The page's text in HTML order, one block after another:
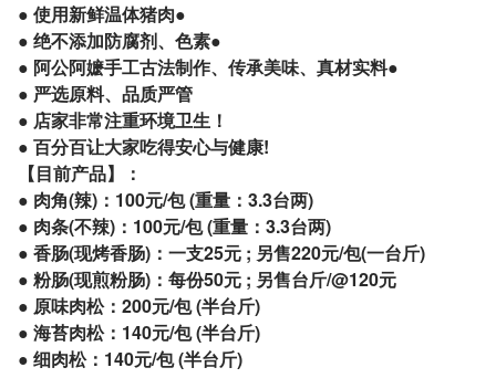
● 使用新鲜温体猪肉●
● 绝不添加防腐剂、色素●
● 阿公阿嬷手工古法制作、传承美味、真材实料●
● 严选原料、品质严管
● 店家非常注重环境卫生！
● 百分百让大家吃得安心与健康!
【目前产品】：
● 肉角(辣)：100元/包 (重量：3.3台两)
● 肉条(不辣)：100元/包 (重量：3.3台两)
● 香肠(现烤香肠)：一支25元 ; 另售220元/包(一台斤)
● 粉肠(现煎粉肠)：每份50元 ; 另售台斤/@120元
● 原味肉松：200元/包 (半台斤)
● 海苔肉松：140元/包 (半台斤)
● 细肉松：140元/包 (半台斤)